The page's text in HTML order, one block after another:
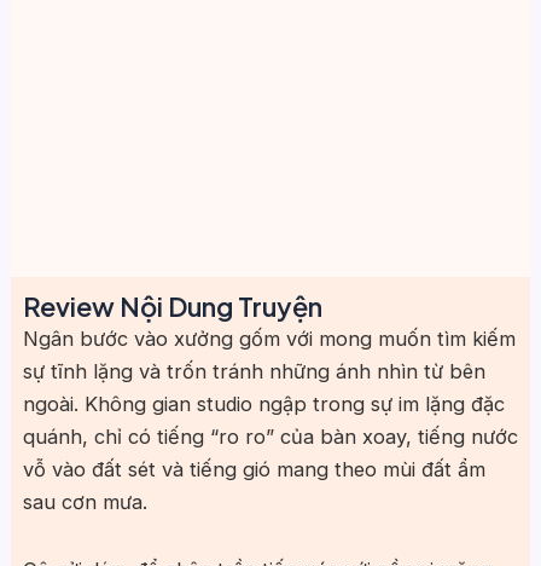
Review Nội Dung Truyện
Ngân bước vào xưởng gốm với mong muốn tìm kiếm
sự tĩnh lặng và trốn tránh những ánh nhìn từ bên
ngoài. Không gian studio ngập trong sự im lặng đặc
quánh, chỉ có tiếng “ro ro” của bàn xoay, tiếng nước
vỗ vào đất sét và tiếng gió mang theo mùi đất ẩm
sau cơn mưa.